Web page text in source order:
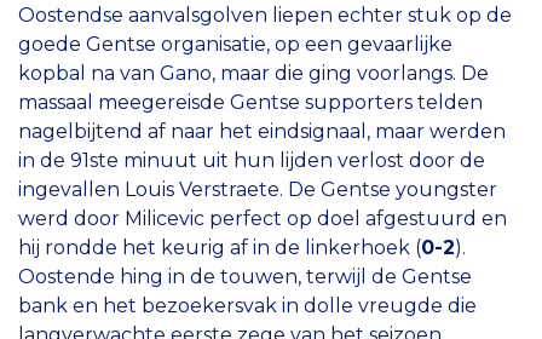
Oostendse aanvalsgolven liepen echter stuk op de
goede Gentse organisatie, op een gevaarlijke
kopbal na van Gano, maar die ging voorlangs. De
massaal meegereisde Gentse supporters telden
nagelbijtend af naar het eindsignaal, maar werden
in de 91ste minuut uit hun lijden verlost door de
ingevallen Louis Verstraete. De Gentse youngster
werd door Milicevic perfect op doel afgestuurd en
hij rondde het keurig af in de linkerhoek (0-2).
Oostende hing in de touwen, terwijl de Gentse
bank en het bezoekersvak in dolle vreugde die